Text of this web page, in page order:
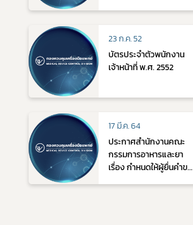
23 ก.ค. 52
​บัตรประจำตัวพนักงาน
เจ้าหน้าที่ พ.ศ. 2552
17 มี.ค. 64
ประกาศสำนักงานคณะ
กรรมการอาหารและยา
เรื่อง กำหนดให้ผู้ยื่นคำขอ